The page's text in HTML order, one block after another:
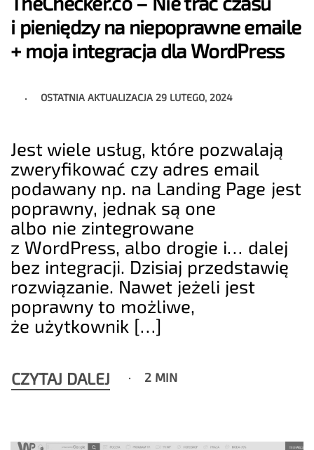
i pieniędzy na niepoprawne emaile
+ moja integracja dla WordPress
OSTATNIA AKTUALIZACJA29 LUTEGO, 2024
Jest wiele usług, które pozwalają
zweryfikować czy adres email
podawany np. na Landing Page jest
poprawny, jednak są one
albo nie zintegrowane
z WordPress, albo drogie i… dalej
bez integracji. Dzisiaj przedstawię
rozwiązanie. Nawet jeżeli jest
poprawny to możliwe,
że użytkownik […]
CZYTAJ DALEJ 2 MIN